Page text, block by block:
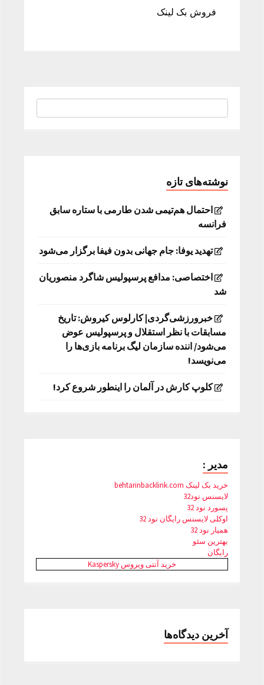
فروش بک لینک
نوشته‌های تازه
احتمال هم‌تیمی شدن طارمی با ستاره سابق
فرانسه
تهدید یوفا: جام جهانی بدون فیفا برگزار می‌شود
اختصاصی: مدافع پرسپولیس شاگرد منصوریان
شد
خبرورزشی‌گردی| کارلوس کیروش: تاریخ
مسابقات با نظر استقلال و پرسپولیس عوض
می‌شود/ اننده سازمان لیگ برنامه بازی‌ها را
می‌نویسد!
کلوپ کارش در آلمان را اینطور شروع کرد!
مدیر :
خرید بک لینک behtarinbacklink.com
لایسنس نود32
پسورد نود 32
اوکلی لایسنس رایگان نود 32
همیار نود 32
بهترین سئو
رایگان
خرید آنتی ویروس Kaspersky
آخرین دیدگاه‌ها